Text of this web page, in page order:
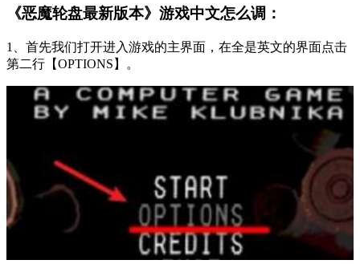
《恶魔轮盘最新版本》游戏中文怎么调：
1、首先我们打开进入游戏的主界面，在全是英文的界面点击
第二行【OPTIONS】。